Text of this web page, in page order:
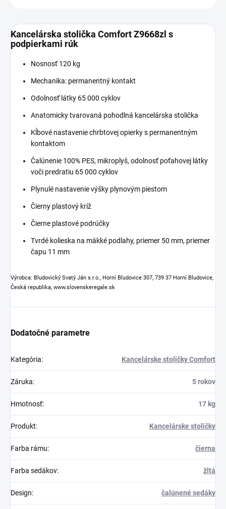
Kancelárska stolička Comfort Z9668zl s
podpierkami rúk
Nosnosť 120 kg
Mechanika: permanentný kontakt
Odolnosť látky 65 000 cyklov
Anatomicky tvarovaná pohodlná kancelárska stolička
Kĺbové nastavenie chrbtovej opierky s permanentným
kontaktom
Čalúnenie 100% PES, mikroplyš, odolnosť poťahovej látky
voči predratiu 65 000 cyklov
Plynulé nastavenie výšky plynovým piestom
Čierny plastový kríž
Čierne plastové podrúčky
Tvrdé kolieska na mäkké podlahy, priemer 50 mm, priemer
čapu 11 mm
Výrobca: Bludovický Svatý Ján s.r.o., Horní Bludovice 307, 739 37 Horní Bludovice,
Česká republika, www.slovenskeregale.sk
Dodatočné parametre
Kategória: Kancelárske stoličky Comfort
Záruka: 5 rokov
Hmotnosť: 17 kg
Produkt: Kancelárske stoličky
Farba rámu: čierna
Farba sedákov: žltá
Design: čalúnené sedáky